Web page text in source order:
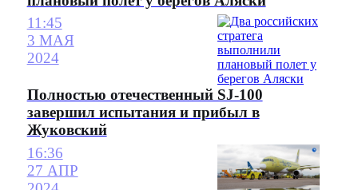
11:45
3 МАЯ
2024
Полностью отечественный SJ-100
завершил испытания и прибыл в
Жуковский
16:36
27 АПР